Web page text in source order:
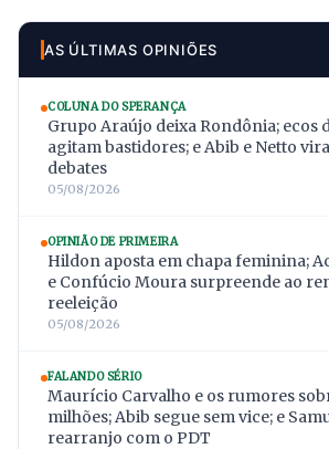
AS ÚLTIMAS OPINIÕES
COLUNA DO SPERANÇA
Grupo Araújo deixa Rondônia; ecos
agitam bastidores; e Abib e Netto
debates
05/08/2026
OPINIÃO DE PRIMEIRA
Hildon aposta em chapa feminina;
e Confúcio Moura surpreende ao
reeleição
05/08/2026
FALANDO SÉRIO
Maurício Carvalho e os rumores
milhões; Abib segue sem vice; e
rearranjo com o PDT